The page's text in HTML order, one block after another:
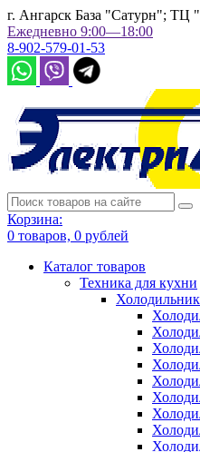
г. Ангарск База "Сатурн"; ТЦ
Ежедневно 9:00—18:00
8-902-579-01-53
Корзина:
0 товаров, 0 рублей
Каталог товаров
Техника для кухни
Холодильник